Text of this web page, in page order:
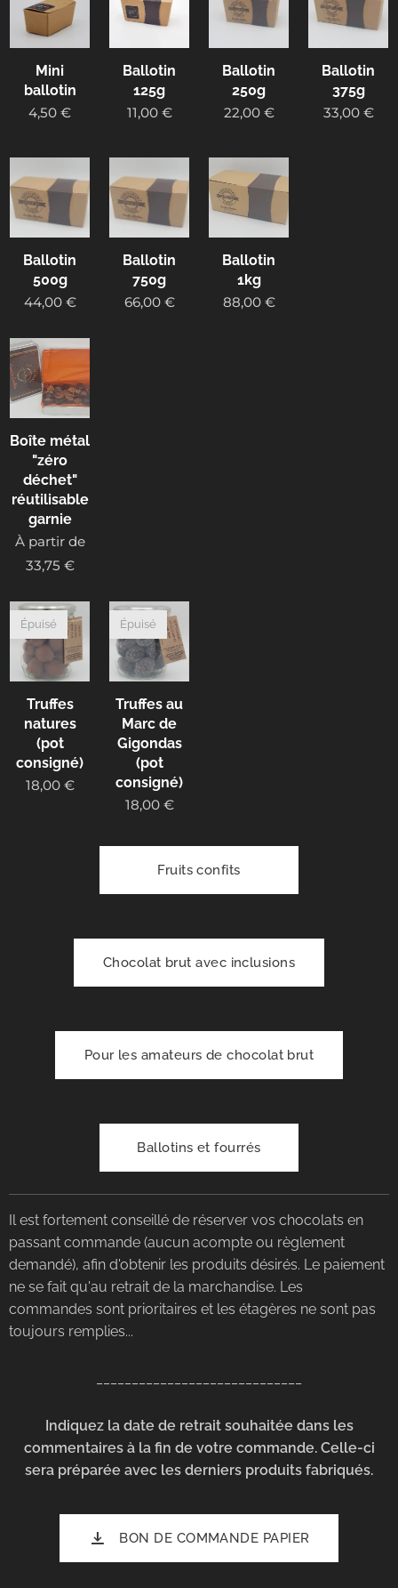
Mini
ballotin
4,50 €
Ballotin
125g
11,00€
Ballotin
250g
22,00€
Ballotin
375g
33,00€
Ballotin
500g
44,00€
Ballotin
750g
66,00€
Ballotin
1kg
88,00€
Boîte métal
"zéro
déchet"
réutilisable
garnie
À partir de
33,75 €
Truffes
natures
(pot
consigné)
Épuisé
18,00€
Truffes au
Marc de
Gigondas
(pot
consigné)
Épuisé
18,00€
Fruits confits
Chocolat brut avec inclusions
Pour les amateurs de chocolat brut
Ballotins et fourrés
Il est fortement conseillé de réserver vos chocolats en
passant commande (aucun acompte ou règlement
demandé), afin d'obtenir les produits désirés. Le paiement
ne se fait qu'au retrait de la marchandise. Les
commandes sont prioritaires et les étagères ne sont pas
toujours remplies...
Indiquez la date de retrait souhaitée dans les
commentaires à la fin de votre commande. Celle-ci
sera préparée avec les derniers produits fabriqués.
BON DE COMMANDE PAPIER